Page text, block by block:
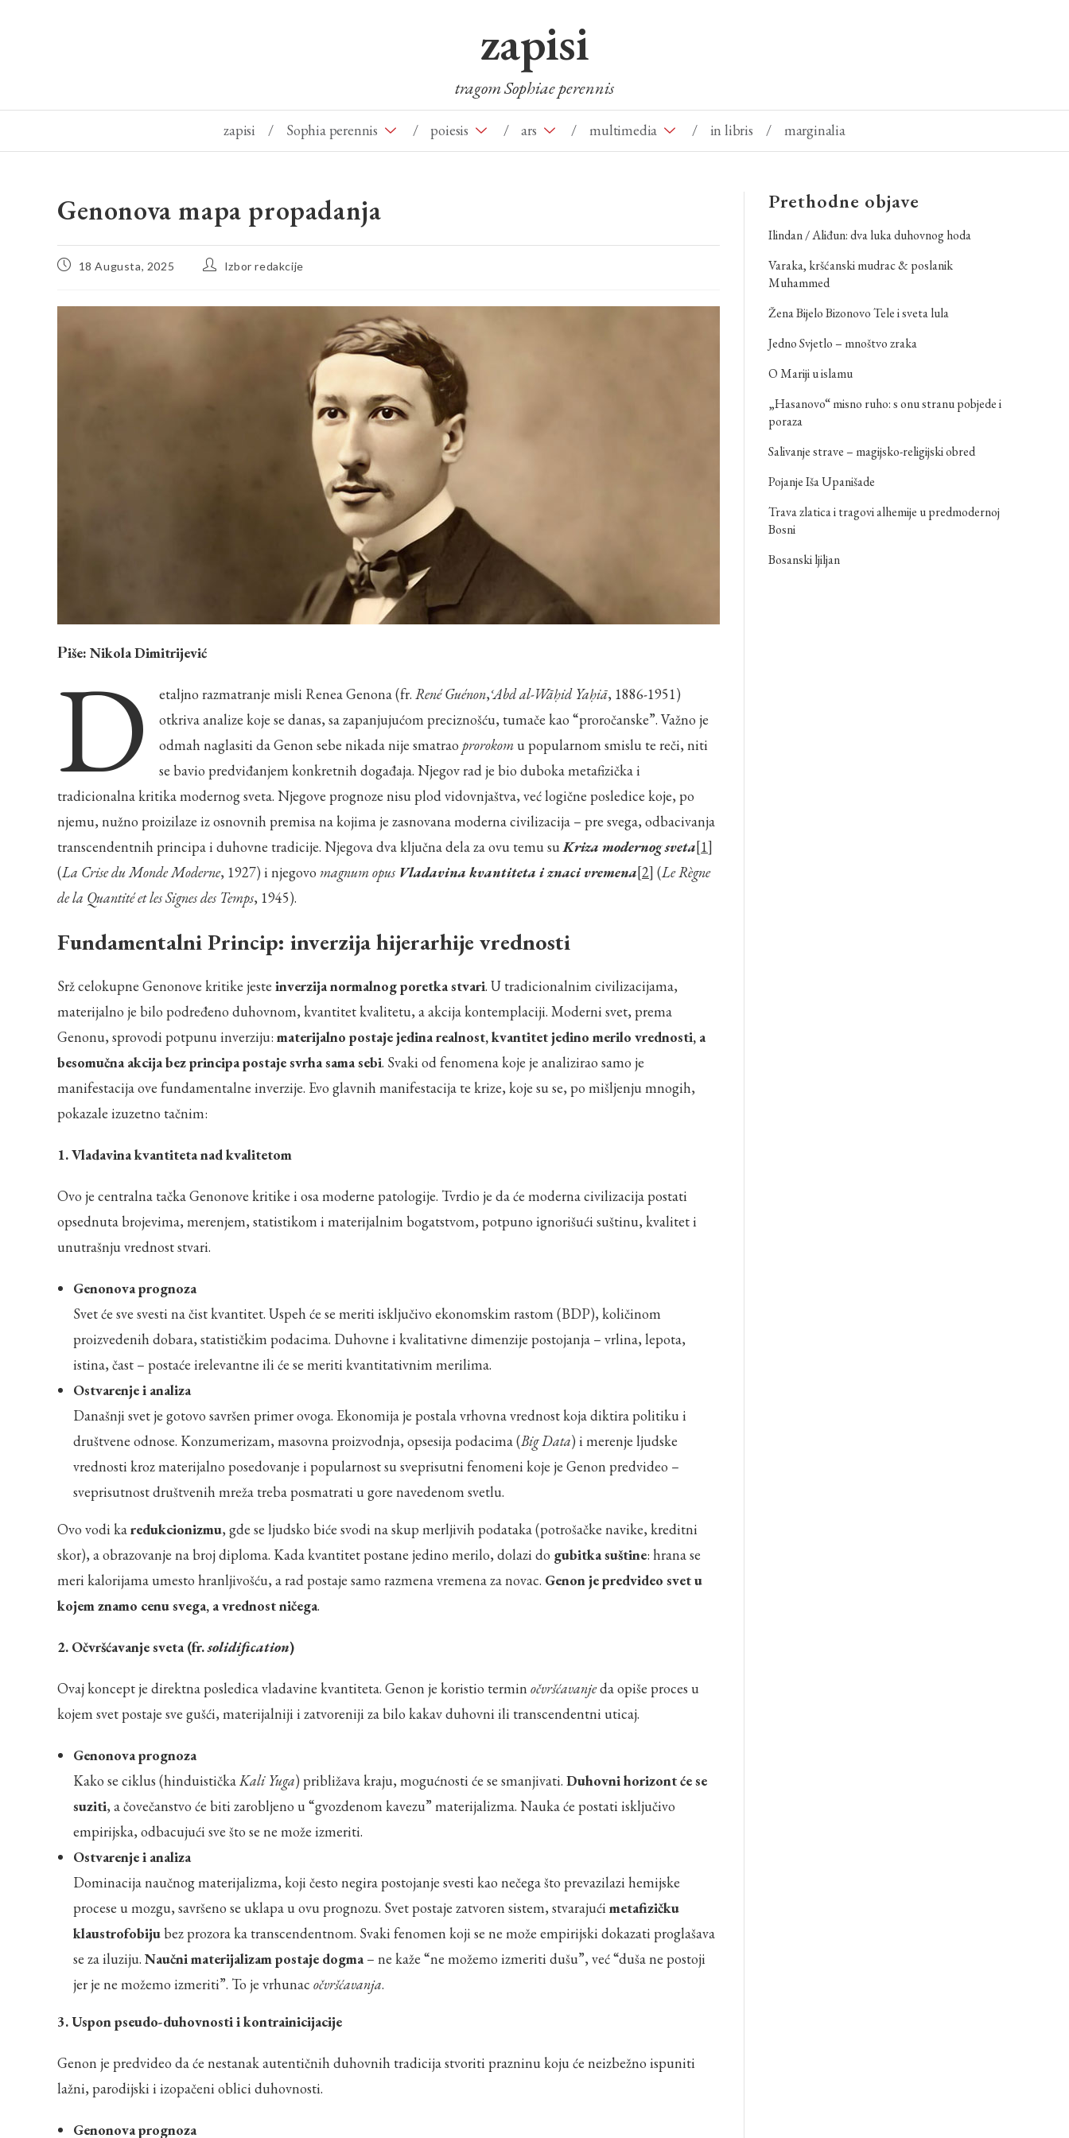
zapisi
tragom Sophiae perennis
zapisi / Sophia perennis / poiesis / ars / multimedia / in libris / marginalia
Genonova mapa propadanja
18 Augusta, 2025 Izbor redakcije
Piše: Nikola Dimitrijević
D etaljno razmatranje misli Renea Genona (fr.René Guénon,ʿAbd al-Wāḥid Yaḥiā, 1886-1951)
otkriva analize koje se danas, sa zapanjujućom preciznošću, tumače kao “proročanske”. Važno je
odmah naglasiti da Genon sebe nikada nije smatrao prorokomu popularnom smislu te reči, niti
se bavio predviđanjem konkretnih događaja. Njegov rad je bio duboka metafizička i
tradicionalna kritika modernog sveta. Njegove prognoze nisu plod vidovnjaštva, već logične posledice koje, po
njemu, nužno proizilaze iz osnovnih premisa na kojima je zasnovana moderna civilizacija – pre svega, odbacivanja
transcendentnih principa i duhovne tradicije. Njegova dva ključna dela za ovu temu suKriza modernog sveta[1]
(La Crise du Monde Moderne, 1927) i njegovo magnum opus Vladavina kvantiteta i znaci vremena[2] (Le Règne
de la Quantité et les Signes des Temps, 1945).
Fundamentalni Princip: inverzija hijerarhije vrednosti
Srž celokupne Genonove kritike jeste inverzija normalnog poretka stvari. U tradicionalnim civilizacijama,
materijalno je bilo podređeno duhovnom, kvantitet kvalitetu, a akcija kontemplaciji. Moderni svet, prema
Genonu, sprovodi potpunu inverziju: materijalno postaje jedina realnost, kvantitet jedino merilo vrednosti, a
besomučna akcija bez principa postaje svrha sama sebi. Svaki od fenomena koje je analizirao samo je
manifestacija ove fundamentalne inverzije. Evo glavnih manifestacija te krize, koje su se, po mišljenju mnogih,
pokazale izuzetno tačnim:
1. Vladavina kvantiteta nad kvalitetom
Ovo je centralna tačka Genonove kritike i osa moderne patologije. Tvrdio je da će moderna civilizacija postati
opsednuta brojevima, merenjem, statistikom i materijalnim bogatstvom, potpuno ignorišući suštinu, kvalitet i
unutrašnju vrednost stvari.
Genonova prognoza
Svet će sve svesti na čist kvantitet. Uspeh će se meriti isključivo ekonomskim rastom (BDP), količinom
proizvedenih dobara, statističkim podacima. Duhovne i kvalitativne dimenzije postojanja – vrlina, lepota,
istina, čast – postaće irelevantne ili će se meriti kvantitativnim merilima.
Ostvarenje i analiza
Današnji svet je gotovo savršen primer ovoga. Ekonomija je postala vrhovna vrednost koja diktira politiku i
društvene odnose. Konzumerizam, masovna proizvodnja, opsesija podacima (Big Data) i merenje ljudske
vrednosti kroz materijalno posedovanje i popularnost su sveprisutni fenomeni koje je Genon predvideo –
sveprisutnost društvenih mreža treba posmatrati u gore navedenom svetlu.
Ovo vodi karedukcionizmu, gde se ljudsko biće svodi na skup merljivih podataka (potrošačke navike, kreditni
skor), a obrazovanje na broj diploma. Kada kvantitet postane jedino merilo, dolazi do gubitka suštine: hrana se
meri kalorijama umesto hranljivošću, a rad postaje samo razmena vremena za novac. Genon je predvideo svet u
kojem znamo cenu svega, a vrednost ničega.
2. Očvršćavanje sveta (fr.solidification)
Ovaj koncept je direktna posledica vladavine kvantiteta. Genon je koristio termin očvršćavanjeda opiše proces u
kojem svet postaje sve gušći, materijalniji i zatvoreniji za bilo kakav duhovni ili transcendentni uticaj.
Genonova prognoza
Kako se ciklus (hinduističkaKali Yuga) približava kraju, mogućnosti će se smanjivati. Duhovni horizont će se
suziti, a čovečanstvo će biti zarobljeno u “gvozdenom kavezu” materijalizma. Nauka će postati isključivo
empirijska, odbacujući sve što se ne može izmeriti.
Ostvarenje i analiza
Dominacija naučnog materijalizma, koji često negira postojanje svesti kao nečega što prevazilazi hemijske
procese u mozgu, savršeno se uklapa u ovu prognozu. Svet postaje zatvoren sistem, stvarajući metafizičku
klaustrofobijubez prozora ka transcendentnom. Svaki fenomen koji se ne može empirijski dokazati proglašava
se za iluziju. Naučni materijalizam postaje dogma– ne kaže “ne možemo izmeriti dušu”, već “duša ne postoji
jer je ne možemo izmeriti”. To je vrhunac očvršćavanja.
3. Uspon pseudo-duhovnosti i kontrainicijacije
Genon je predvideo da će nestanak autentičnih duhovnih tradicija stvoriti prazninu koju će neizbežno ispuniti
lažni, parodijski i izopačeni oblici duhovnosti.
Genonova prognoza
Prethodne objave
Ilindan / Aliđun: dva luka duhovnog hoda
Varaka, kršćanski mudrac & poslanik
Muhammed
Žena Bijelo Bizonovo Tele i sveta lula
Jedno Svjetlo – mnoštvo zraka
O Mariji u islamu
„Hasanovo“ misno ruho: s onu stranu pobjede i
poraza
Salivanje strave – magijsko-religijski obred
Pojanje Iša Upanišade
Trava zlatica i tragovi alhemije u predmodernoj
Bosni
Bosanski ljiljan